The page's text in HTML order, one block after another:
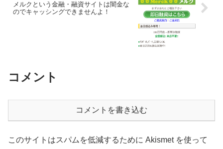
メルクという金融・融資サイトは闇金な
のでキャッシングできませんよ！
コメント
コメントを書き込む
このサイトはスパムを低減するために Akismet を使って